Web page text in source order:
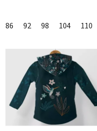
86 92 98 104 110